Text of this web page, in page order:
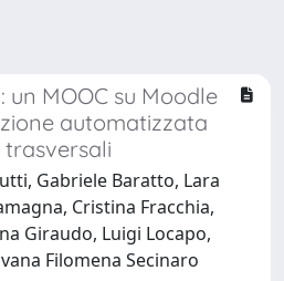
un MOOC su Moodle
automatizzata
Gabriele Baratto, Lara
Cristina Fracchia,
Giraudo, Luigi Locapo,
Filomena Secinaro